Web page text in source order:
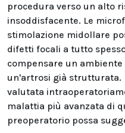
procedura verso un alto
insoddisfacente. Le
stimolazione midollare
difetti focali a tutto
compensare un
un'artrosi già strutturata.
valutata
malattia più avanzata di
preoperatorio possa